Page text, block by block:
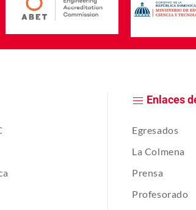
Enlaces
Egresados
La Colmena
Prensa
Profesorado